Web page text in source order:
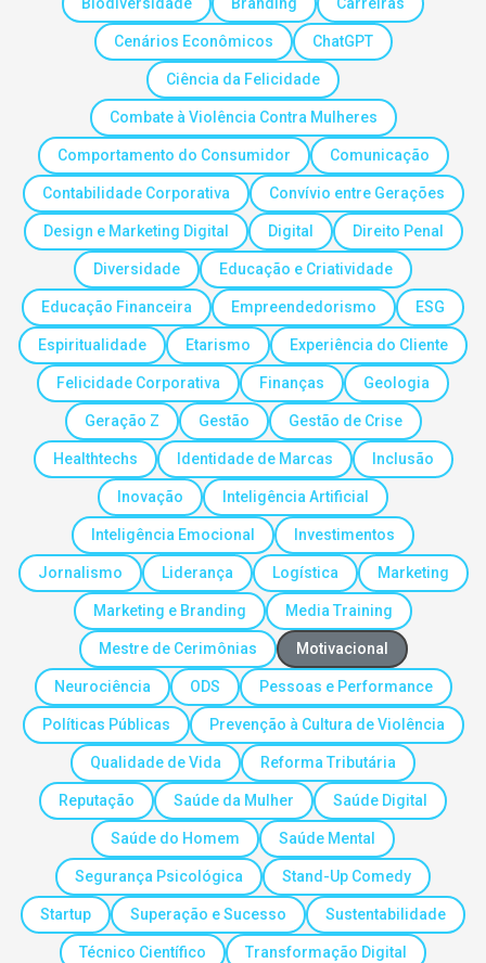
Cenários Econômicos ChatGPT
Ciência da Felicidade
Combate à Violência Contra Mulheres
Comportamento do Consumidor Comunicação
Contabilidade Corporativa Convívio entre Gerações
Design e Marketing Digital Digital Direito Penal
Diversidade Educação e Criatividade
Educação Financeira Empreendedorismo ESG
Espiritualidade Etarismo Experiência do Cliente
Felicidade Corporativa Finanças Geologia
Geração Z Gestão Gestão de Crise
Healthtechs Identidade de Marcas Inclusão
Inovação Inteligência Artificial
Inteligência Emocional Investimentos
Jornalismo Liderança Logística Marketing
Marketing e Branding Media Training
Mestre de Cerimônias Motivacional
Neurociência ODS Pessoas e Performance
Políticas Públicas Prevenção à Cultura de Violência
Qualidade de Vida Reforma Tributária
Reputação Saúde da Mulher Saúde Digital
Saúde do Homem Saúde Mental
Segurança Psicológica Stand-Up Comedy
Startup Superação e Sucesso Sustentabilidade
Técnico Científico Transformação Digital